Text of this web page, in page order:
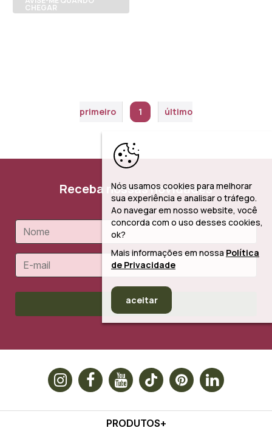
CHEGAR
primeiro 1 último
Receba nossas novidades
Cadastrar
PRODUTOS
Nós usamos cookies para melhorar
sua experiência e analisar o tráfego.
Ao navegar em nosso website, você
concorda com o uso desses cookies,
ok?
Mais informações em nossa Política
de Privacidade
aceitar